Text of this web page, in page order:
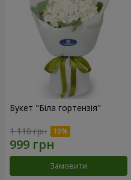
Букет "Біла гортензія"
1 110 грн
Замовити